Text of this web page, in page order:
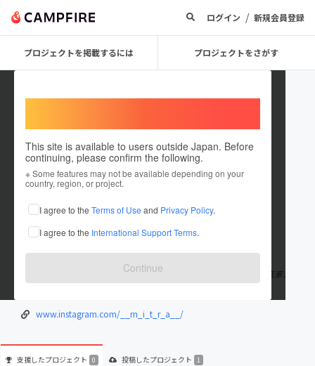
ログイン / 新規会員登録
プロジェクトを掲載するには プロジェクトをさがす
This site is available to users outside Japan. Before
continuing, please confirm the following.
※ Some features may not be available depending on your
country, region, or project.
I agree to the Terms of Use and Privacy Policy.
I agree to the International Support Terms.
Continue
mitra
これまでに1件のプロジェクトを投稿しています
在住国：日本 現在地：東京都
出身国：日本 出身地：静岡県
静岡出身で２０１６年から都内で活動しているフリーランスの写真家、
美容師も同時にしています。
www.instagram.com/__m_i_t_r_a__/
支援したプロジェクト 0 投稿したプロジェクト 1